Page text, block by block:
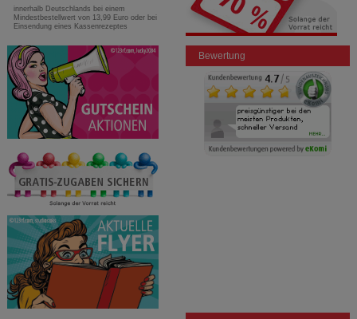
innerhalb Deutschlands bei einem
Mindestbestellwert von 13,99 Euro oder bei
Einsendung eines Kassenrezeptes
Bewertung